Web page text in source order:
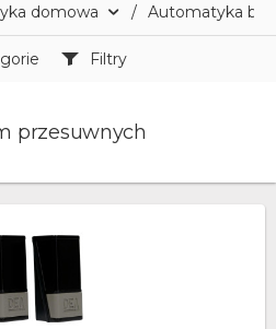
domowa Automatyka
Filtry
przesuwnych